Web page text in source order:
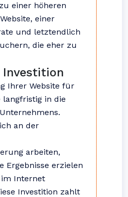
einer höheren
einer
und letztendlich
die eher zu
Ihrer Website für
langfristig in die
an der
arbeiten,
Ergebnisse erzielen
Internet
Investition zahlt